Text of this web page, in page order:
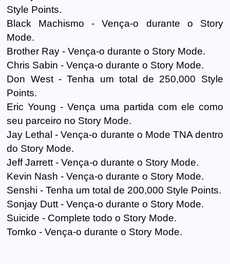
Style Points.
Black Machismo - Vença-o durante o Story
Mode.
Brother Ray - Vença-o durante o Story Mode.
Chris Sabin - Vença-o durante o Story Mode.
Don West - Tenha um total de 250,000 Style
Points.
Eric Young - Vença uma partida com ele como
seu parceiro no Story Mode.
Jay Lethal - Vença-o durante o Mode TNA dentro
do Story Mode.
Jeff Jarrett - Vença-o durante o Story Mode.
Kevin Nash - Vença-o durante o Story Mode.
Senshi - Tenha um total de 200,000 Style Points.
Sonjay Dutt - Vença-o durante o Story Mode.
Suicide - Complete todo o Story Mode.
Tomko - Vença-o durante o Story Mode.